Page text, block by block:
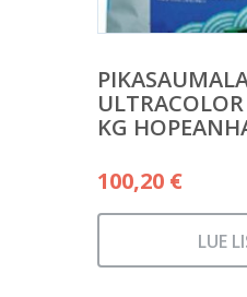
KG
100,20 €
LUE